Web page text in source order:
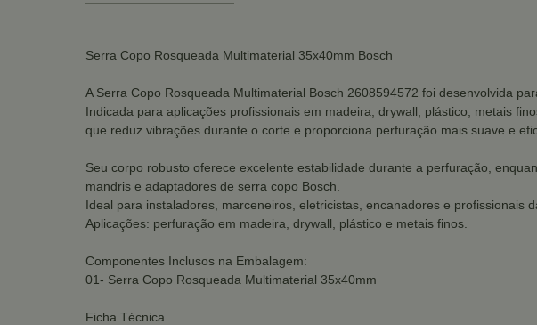
Serra Copo Rosqueada Multimaterial 35x40mm Bosch
A Serra Copo Rosqueada Multimaterial Bosch 2608594572 foi desenvolvida
Indicada para aplicações profissionais em madeira, drywall, plástico, metais
que reduz vibrações durante o corte e proporciona perfuração mais suave e
Seu corpo robusto oferece excelente estabilidade durante a perfuração,
mandris e adaptadores de serra copo Bosch.
Ideal para instaladores, marceneiros, eletricistas, encanadores e profissionais
Aplicações: perfuração em madeira, drywall, plástico e metais finos.
Componentes Inclusos na Embalagem:
01- Serra Copo Rosqueada Multimaterial 35x40mm
Ficha Técnica